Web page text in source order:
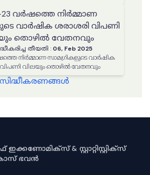
23 വർഷത്തെ നിർമ്മാണ
വാർഷിക ശരാശരി വിപണി
തൊഴിൽ വേതനവും
തീയതി : 06, Feb 2025
നിർമ്മാണ സാമഗ്രികളുടെ വാർഷിക
വിപണി വിലയും തൊഴിൽ വേതനവും
& സ്റ്റാറ്റിസ്റ്റിക്സ്
ഭവൻ